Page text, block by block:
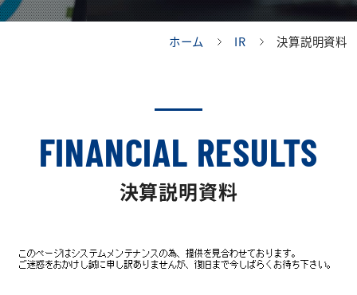
ホーム IR 決算説明資料
FINANCIAL RESULTS
決算説明資料